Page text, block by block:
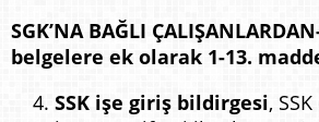
SGK’NA BAĞLI
belgelere ek olarak 1-13.
SSK işe giriş bildirgesi,